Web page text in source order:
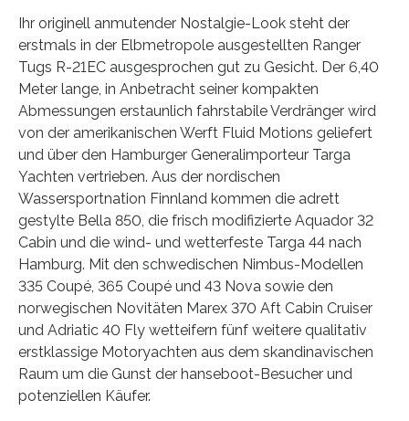
Ihr originell anmutender Nostalgie-Look steht der
erstmals in der Elbmetropole ausgestellten Ranger
Tugs R-21EC ausgesprochen gut zu Gesicht. Der 6,40
Meter lange, in Anbetracht seiner kompakten
Abmessungen erstaunlich fahrstabile Verdränger wird
von der amerikanischen Werft Fluid Motions geliefert
und über den Hamburger Generalimporteur Targa
Yachten vertrieben. Aus der nordischen
Wassersportnation Finnland kommen die adrett
gestylte Bella 850, die frisch modifizierte Aquador 32
Cabin und die wind- und wetterfeste Targa 44 nach
Hamburg. Mit den schwedischen Nimbus-Modellen
335 Coupé, 365 Coupé und 43 Nova sowie den
norwegischen Novitäten Marex 370 Aft Cabin Cruiser
und Adriatic 40 Fly wetteifern fünf weitere qualitativ
erstklassige Motoryachten aus dem skandinavischen
Raum um die Gunst der hanseboot-Besucher und
potenziellen Käufer.